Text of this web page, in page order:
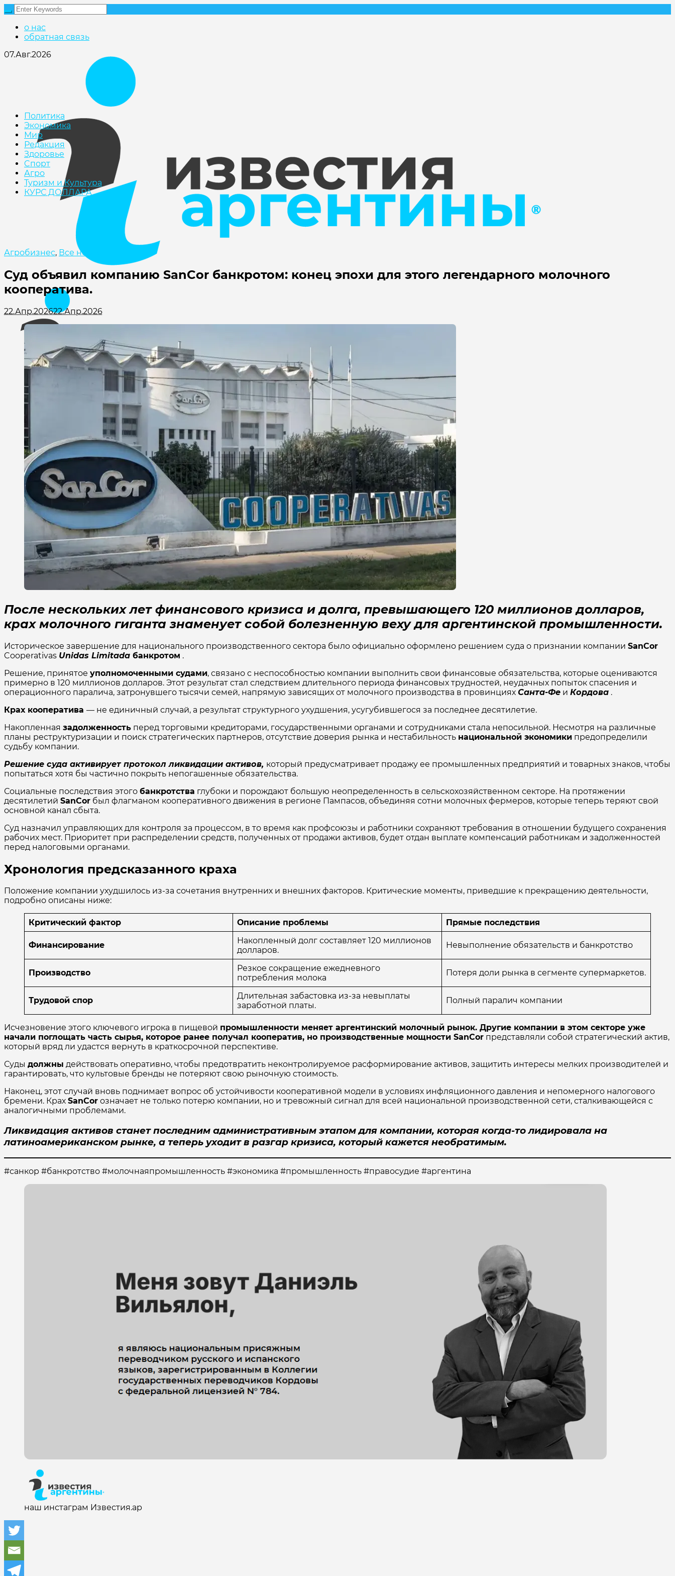
о нас
обратная связь
07.Авг.2026
Политика
Экономика
Мир
Редакция
Здоровье
Cпорт
Агро
Туризм и Культура
КУРС ДОЛЛАРА
Агробизнес, Все новости
Суд объявил компанию SanCor банкротом: конец эпохи для этого легендарного молочного
кооператива.
22.Апр.202622.Апр.2026
После нескольких лет финансового кризиса и долга, превышающего 120 миллионов долларов,
крах молочного гиганта знаменует собой болезненную веху для аргентинской промышленности.
Историческое завершение для национального производственного сектора было официально оформлено решением суда о признании компании SanCor
Cooperativas Unidas Limitada банкротом .
Решение, принятое уполномоченными судами, связано с неспособностью компании выполнить свои финансовые обязательства, которые оцениваются
примерно в 120 миллионов долларов. Этот результат стал следствием длительного периода финансовых трудностей, неудачных попыток спасения и
операционного паралича, затронувшего тысячи семей, напрямую зависящих от молочного производства в провинциях Санта-Фе и Кордова .
Крах кооператива — не единичный случай, а результат структурного ухудшения, усугубившегося за последнее десятилетие.
Накопленная задолженность перед торговыми кредиторами, государственными органами и сотрудниками стала непосильной. Несмотря на различные
планы реструктуризации и поиск стратегических партнеров, отсутствие доверия рынка и нестабильность национальной экономики предопределили
судьбу компании.
Решение суда активирует протокол ликвидации активов, который предусматривает продажу ее промышленных предприятий и товарных знаков, чтобы
попытаться хотя бы частично покрыть непогашенные обязательства.
Социальные последствия этого банкротства глубоки и порождают большую неопределенность в сельскохозяйственном секторе. На протяжении
десятилетий SanCor был флагманом кооперативного движения в регионе Пампасов, объединяя сотни молочных фермеров, которые теперь теряют свой
основной канал сбыта.
Суд назначил управляющих для контроля за процессом, в то время как профсоюзы и работники сохраняют требования в отношении будущего сохранения
рабочих мест. Приоритет при распределении средств, полученных от продажи активов, будет отдан выплате компенсаций работникам и задолженностей
перед налоговыми органами.
Хронология предсказанного краха
Положение компании ухудшилось из-за сочетания внутренних и внешних факторов. Критические моменты, приведшие к прекращению деятельности,
подробно описаны ниже:
Критический фактор Описание проблемы Прямые последствия
Финансирование
Накопленный долг составляет 120 миллионов
долларов.
Невыполнение обязательств и банкротство
Производство
Резкое сокращение ежедневного
потребления молока
Потеря доли рынка в сегменте супермаркетов.
Трудовой спор
Длительная забастовка из-за невыплаты
заработной платы.
Полный паралич компании
Исчезновение этого ключевого игрока в пищевой промышленности меняет аргентинский молочный рынок. Другие компании в этом секторе уже
начали поглощать часть сырья, которое ранее получал кооператив, но производственные мощности SanCor представляли собой стратегический актив,
который вряд ли удастся вернуть в краткосрочной перспективе.
Суды должны действовать оперативно, чтобы предотвратить неконтролируемое расформирование активов, защитить интересы мелких производителей и
гарантировать, что культовые бренды не потеряют свою рыночную стоимость.
Наконец, этот случай вновь поднимает вопрос об устойчивости кооперативной модели в условиях инфляционного давления и непомерного налогового
бремени. Крах SanCor означает не только потерю компании, но и тревожный сигнал для всей национальной производственной сети, сталкивающейся с
аналогичными проблемами.
Ликвидация активов станет последним административным этапом для компании, которая когда-то лидировала на
латиноамериканском рынке, а теперь уходит в разгар кризиса, который кажется необратимым.
#санкор #банкротство #молочнаяпромышленность #экономика #промышленность #правосудие #аргентина
наш инстаграм Известия.ар